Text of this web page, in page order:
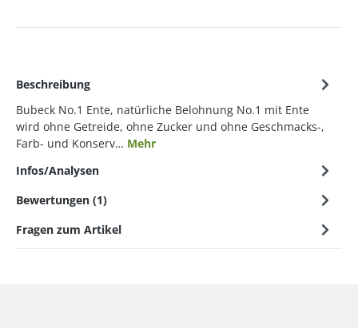
Beschreibung
Bubeck No.1 Ente, natürliche Belohnung No.1 mit Ente
wird ohne Getreide, ohne Zucker und ohne Geschmacks-,
Farb- und Konserv… Mehr
Infos/Analysen
Bewertungen (1)
Fragen zum Artikel